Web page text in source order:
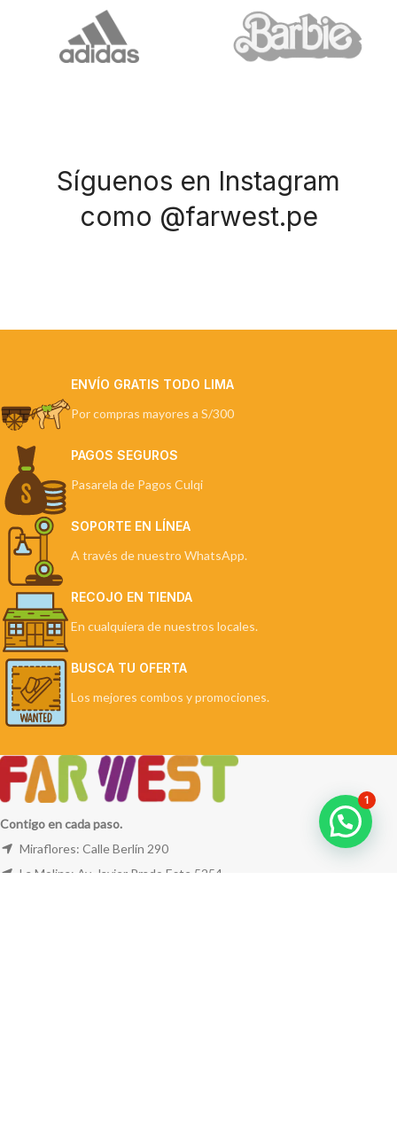
Síguenos en Instagram
como @farwest.pe
ENVÍO GRATIS TODO LIMA
Por compras mayores a S/300
PAGOS SEGUROS
Pasarela de Pagos Culqi
SOPORTE EN LÍNEA
A través de nuestro WhatsApp.
RECOJO EN TIENDA
En cualquiera de nuestros locales.
BUSCA TU OFERTA
Los mejores combos y promociones.
Contigo en cada paso.
Miraflores: Calle Berlín 290
La Molina: Av. Javier Prado Este 5254
1